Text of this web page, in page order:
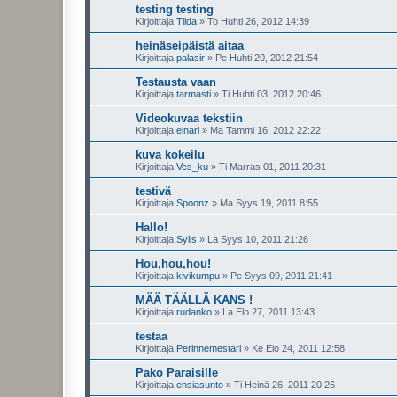
testing testing
Kirjoittaja Tilda » To Huhti 26, 2012 14:39
heinäseipäistä aitaa
Kirjoittaja palasir » Pe Huhti 20, 2012 21:54
Testausta vaan
Kirjoittaja tarmasti » Ti Huhti 03, 2012 20:46
Videokuvaa tekstiin
Kirjoittaja einari » Ma Tammi 16, 2012 22:22
kuva kokeilu
Kirjoittaja Ves_ku » Ti Marras 01, 2011 20:31
testivä
Kirjoittaja Spoonz » Ma Syys 19, 2011 8:55
Hallo!
Kirjoittaja Sylis » La Syys 10, 2011 21:26
Hou,hou,hou!
Kirjoittaja kivikumpu » Pe Syys 09, 2011 21:41
MÄÄ TÄÄLLÄ KANS !
Kirjoittaja rudanko » La Elo 27, 2011 13:43
testaa
Kirjoittaja Perinnemestari » Ke Elo 24, 2011 12:58
Pako Paraisille
Kirjoittaja ensiasunto » Ti Heinä 26, 2011 20:26